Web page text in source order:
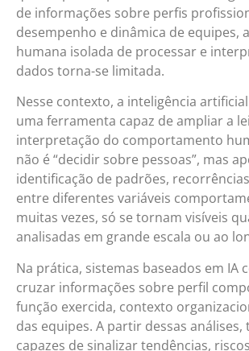
de informações sobre perfis
desempenho e dinâmica de equipes,
humana isolada de processar e
dados torna-se limitada.
Nesse contexto, a inteligência
uma ferramenta capaz de ampliar a
interpretação do comportamento
não é “decidir sobre pessoas”, mas
identificação de padrões,
entre diferentes variáveis
muitas vezes, só se tornam visíveis
analisadas em grande escala ou ao
Na prática, sistemas baseados em IA
cruzar informações sobre perfil
função exercida, contexto
das equipes. A partir dessas análises,
capazes de sinalizar tendências,